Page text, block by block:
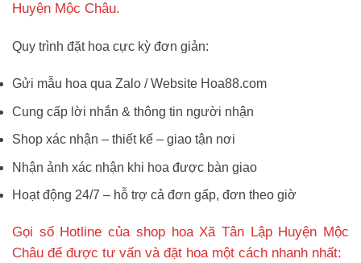
Huyện Mộc Châu.
Quy trình đặt hoa cực kỳ đơn giản:
Gửi mẫu hoa qua Zalo / Website Hoa88.com
Cung cấp lời nhắn & thông tin người nhận
Shop xác nhận – thiết kế – giao tận nơi
Nhận ảnh xác nhận khi hoa được bàn giao
Hoạt động 24/7 – hỗ trợ cả đơn gấp, đơn theo giờ
Gọi số Hotline của shop hoa Xã Tân Lập Huyện Mộc
Châu để được tư vấn và đặt hoa một cách nhanh nhất: